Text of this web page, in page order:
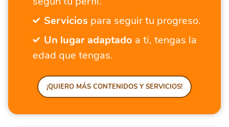
Servicios para seguir tu progreso.
Un lugar adaptado a ti, tengas la
edad que tengas.
¡QUIERO MÁS CONTENIDOS Y SERVICIOS!